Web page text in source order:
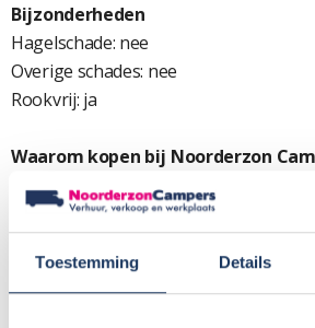
Toestemming Details
Bijzonderheden
Hagelschade: nee
Overige schades: nee
Rookvrij: ja
Waarom kopen bij Noorderzon
Fabrieksgarantie tot 24
12 maanden BOVAG garantie
Uniek bij Noorderzon campers:
onderhoud van het camperdeel